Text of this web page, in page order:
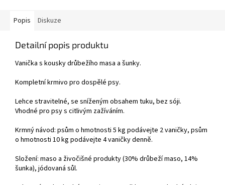
Popis Diskuze
Detailní popis produktu
Vanička s kousky drůbežího masa a šunky.
Kompletní krmivo pro dospělé psy.
Lehce stravitelné, se sníženým obsahem tuku, bez sóji.
Vhodné pro psy s citlivým zažíváním.
Krmný návod: psům o hmotnosti 5 kg podávejte 2 vaničky, psům
o hmotnosti 10 kg podávejte 4 vaničky denně.
Složení: maso a živočišné produkty (30% drůbeží maso, 14%
šunka), jódovaná sůl.